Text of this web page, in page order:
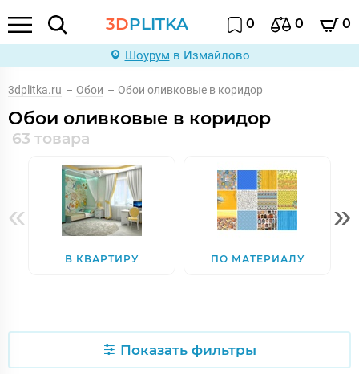
3DPLITKA 0 0 0
Шоурум в Измайлово
3dplitka.ru – Обои – Обои оливковые в коридор
Обои оливковые в коридор
63 товара
В КВАРТИРУ ПО МАТЕРИАЛУ
« »
Показать фильтры